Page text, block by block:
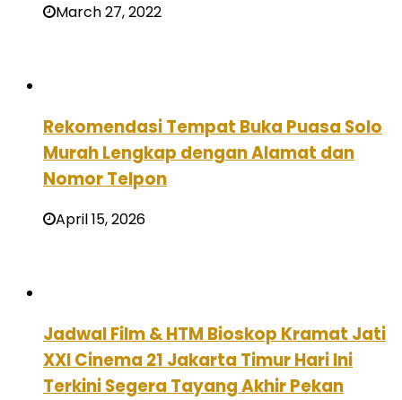
March 27, 2022
Rekomendasi Tempat Buka Puasa Solo
Murah Lengkap dengan Alamat dan
Nomor Telpon
April 15, 2026
Jadwal Film & HTM Bioskop Kramat Jati
XXI Cinema 21 Jakarta Timur Hari Ini
Terkini Segera Tayang Akhir Pekan